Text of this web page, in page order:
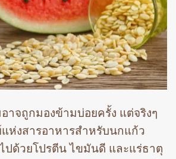
าจถูกมองข้ามบ่อยครั้ง แต่จริงๆ
ห่งสารอาหารสำหรับนกแก้ว
ปด้วยโปรตีน ไขมันดี และแร่ธาตุ